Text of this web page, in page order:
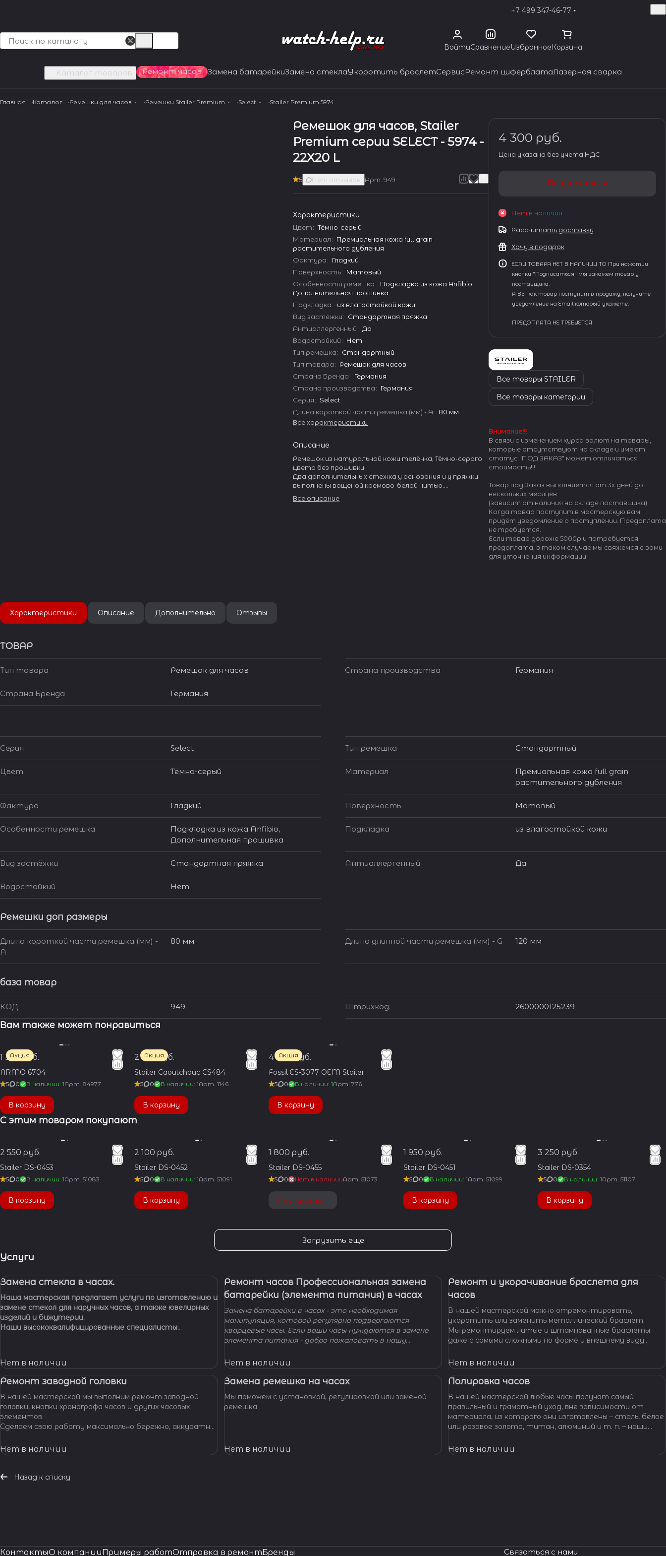
+7 499 347-46-77
ВойтиСравнениеИзбранноеКорзина
Каталог товаров Ремонт часов Замена батарейкиЗамена стеклаУкоротить браслетСервисРемонт циферблатаЛазерная сварка
Главная Каталог Ремешки для часов Ремешки Stailer Premium Select Stailer Premium 5974
Ремешок для часов, Stailer
Premium серии SELECT - 5974 -
22X20 L
5 Нет отзывов Арт.949
Характеристики
Цвет: Тёмно-серый
Материал: Премиальная кожа full grain
растительного дубления
Фактура: Гладкий
Поверхность: Матовый
Особенности ремешка: Подкладка из кожа Anfibio,
Дополнительная прошивка
Подкладка: из влагостойкой кожи
Вид застёжки: Стандартная пряжка
Антиаллергенный: Да
Водостойкий: Нет
Тип ремешка: Стандартный
Тип товара: Ремешок для часов
Страна Бренда: Германия
Страна производства: Германия
Серия: Select
Длина короткой части ремешка (мм) - A: 80 мм
Все характеристики
Описание
Ремешок из натуральной кожи телёнка, Тёмно-серого
цвета без прошивки.
Два дополнительных стежка у основания и у пряжки
выполнены вощеной кремово-белой нитью.
кожи особой выделки с текстурой, подчеркивающей
Все описание
4 300 руб.
Цена указана без учета НДС
Подписаться
Нет в наличии
Рассчитать доставку
Хочу в подарок
ЕСЛИ ТОВАРА НЕТ В НАЛИЧИИ ТО При нажатии
кнопки "Подписаться" мы закажем товар у
поставщика.
А Вы как товар поступит в продажу, получите
уведомление на Email который укажете.
ПРЕДОПЛАТА НЕ ТРЕБУЕТСЯ
Все товары STAILER
Все товары категории
Внимание!!!
В связи с изменением курса валют на товары,
которые отсутствуют на складе и имеют
статус "ПОД ЗАКАЗ" может отличаться
стоимость!!!
Товар под Заказ выполняется от 3х дней до
нескольких месяцев
(зависит от наличия на складе поставщика)
Когда товар поступит в мастерскую вам
придёт уведомление о поступлении. Предоплата
не требуется.
Если товар дороже 5000р и потребуется
предоплата, в таком случае мы свяжемся с вами
для уточнения информации.
Характеристики Описание Дополнительно Отзывы
ТОВАР
Тип товара Ремешок для часов Страна производства Германия
Страна Бренда Германия
Серия Select Тип ремешка Стандартный
Цвет Тёмно-серый Материал
Премиальная кожа full grain
растительного дубления
Фактура Гладкий Поверхность Матовый
Особенности ремешка
Подкладка из кожа Anfibio,
Дополнительная прошивка
Подкладка из влагостойкой кожи
Вид застёжки Стандартная пряжка Антиаллергенный Да
Водостойкий Нет
Ремешки доп размеры
Длина короткой части ремешка (мм) -
A
80 мм Длина длинной части ремешка (мм) - G 120 мм
база товар
КОД 949 Штрихкод. 2600000125239
Вам также может понравиться
Акция
1 350 руб.
ARMO 6704
5 0 В наличии: 1Арт. 84977
В корзину
Акция
2 100 руб.
Stailer Caoutchouc CS484
5 0 В наличии: 1Арт.1146
В корзину
Акция
4 500 руб.
Fossil ES-3077 OEM Stailer
5 0 В наличии: 1Арт.776
В корзину
С этим товаром покупают
2 550 руб.
Stailer DS-0453
5 0 В наличии: 1Арт. 51083
В корзину
2 100 руб.
Stailer DS-0452
5 0 В наличии: 1Арт.51091
В корзину
1 800 руб.
Stailer DS-0455
5 0 Нет в наличииАрт.51073
Подписаться
1 950 руб.
Stailer DS-0451
5 0 В наличии: 1Арт. 51099
В корзину
3 250 руб.
Stailer DS-0354
5 0 В наличии: 1Арт. 51107
В корзину
Загрузить еще
Услуги
Замена стекла в часах.
Наша мастерская предлагает услуги по изготовлению и
замене стекол для наручных часов, а также ювелирных
изделий и бижутерии.
Наши высококвалифицированные специалисты
Нет в наличии
Ремонт часов Профессиональная замена
батарейки (элемента питания) в часах
Замена батарейки в часах - это необходимая
манипуляция, которой регулярно подвергаются
кварцевые часы. Если ваши часы нуждаются в замене
элемента питания - добро пожаловать в нашу
вам решить вашу проблему и произведут замену
батарейки профессионально, быстро, качественно и по
доступной цене.
Нет в наличии
Ремонт и укорачивание браслета для
часов
В нашей мастерской можно отремонтировать,
укоротить или заменить металлический браслет.
Мы ремонтируем литые и штампованные браслеты
даже с самыми сложными по форме и внешнему виду
Нет в наличии
Ремонт заводной головки
В нашей мастерской мы выполним ремонт заводной
головки, кнопки хронографа часов и других часовых
элементов.
Сделаем свою работу максимально бережно, аккуратно
часов.
Нет в наличии
Замена ремешка на часах
Мы поможем с установкой, регулировкой или заменой
ремешка
Нет в наличии
Полировка часов
В нашей мастерской любые часы получат самый
правильный и грамотный уход, вне зависимости от
материала, из которого они изготовлены – сталь, белое
или розовое золото, титан, алюминий и т. п. – наши
материал.
Нет в наличии
Назад к списку
КонтактыО компании Примеры работОтправка в ремонт Бренды Связаться с нами